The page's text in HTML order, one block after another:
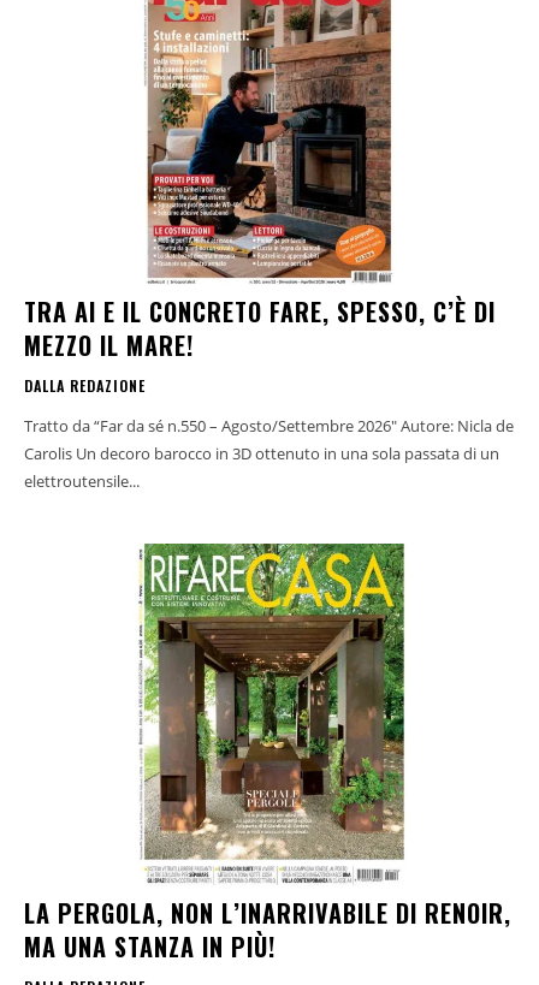
TRA AI E IL CONCRETO FARE, SPESSO, C’È DI
MEZZO IL MARE!
DALLA REDAZIONE
Tratto da “Far da sé n.550 – Agosto/Settembre 2026" Autore: Nicla de
Carolis Un decoro barocco in 3D ottenuto in una sola passata di un
elettroutensile...
LA PERGOLA, NON L’INARRIVABILE DI RENOIR,
MA UNA STANZA IN PIÙ!